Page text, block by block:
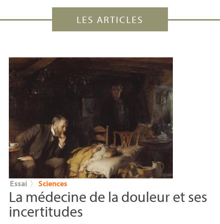
LES ARTICLES
Essai 〉 Sciences
La médecine de la douleur et ses
incertitudes